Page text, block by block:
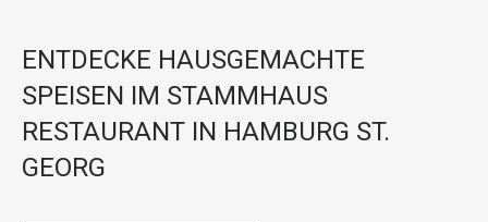
ENTDECKE HAUSGEMACHTE
SPEISEN IM STAMMHAUS
RESTAURANT IN HAMBURG ST.
GEORG